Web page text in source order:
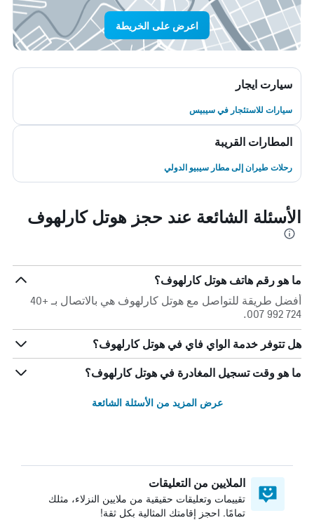
اعرض على الخريطة
سيارت ايجار
سيارات للاستئجار في سيبيس
المطارات القريبة
رحلات طيران إلى مطار سيبيو الدولي
الأسئلة الشائعة عند حجز هوتل كارلهوف
ما هو رقم هاتف هوتل كارلهوف؟
أفضل طريقة للتواصل مع هوتل كارلهوف هي بالاتصال بـ +40
724 992 007.
هل تتوفر خدمة الواي فاي في هوتل كارلهوف؟
ما هو وقت تسجيل المغادرة في هوتل كارلهوف؟
عرض المزيد من الأسئلة الشائعة
الملايين من التعليقات
تقييمات وتعليقات حقيقية من ملايين النزلاء، مثلك
تمامًا. احجز إقامتك المثالية بكل ثقة!